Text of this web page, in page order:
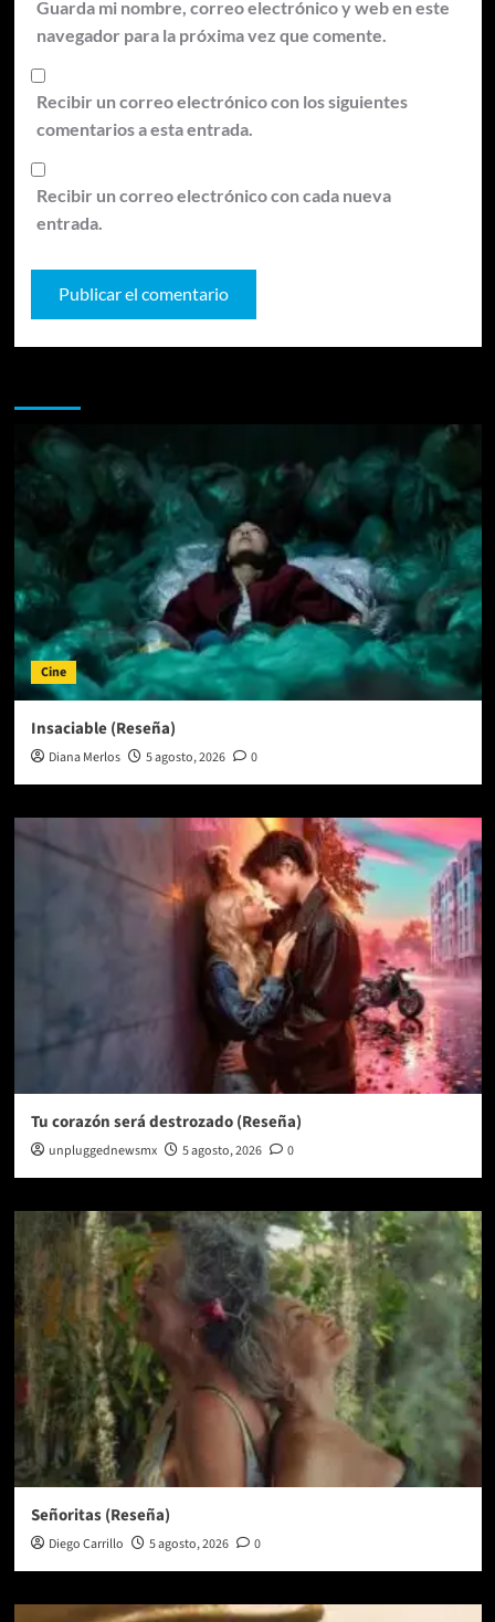
Guarda mi nombre, correo electrónico y web en este
navegador para la próxima vez que comente.
Recibir un correo electrónico con los siguientes
comentarios a esta entrada.
Recibir un correo electrónico con cada nueva
entrada.
Cine
Insaciable (Reseña)
Diana Merlos 5 agosto, 2026 0
Tu corazón será destrozado (Reseña)
unpluggednewsmx 5 agosto, 2026 0
Señoritas (Reseña)
Diego Carrillo 5 agosto, 2026 0